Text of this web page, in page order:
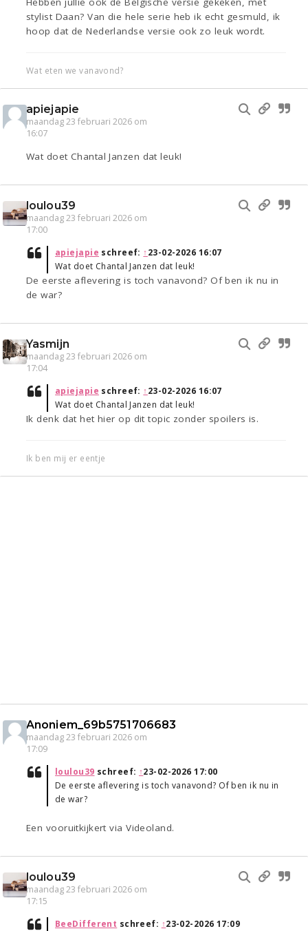
stylist Daan? Van die hele serie heb ik echt gesmuld, ik
hoop dat de Nederlandse versie ook zo leuk wordt.
Wat eten we vanavond?
apiejapie
maandag 23 februari 2026 om
16:07
Wat doet Chantal Janzen dat leuk!
loulou39
maandag 23 februari 2026 om
17:00
apiejapie schreef: ↑23-02-2026 16:07
Wat doet Chantal Janzen dat leuk!
De eerste aflevering is toch vanavond? Of ben ik nu in
de war?
Yasmijn
maandag 23 februari 2026 om
17:04
apiejapie schreef: ↑23-02-2026 16:07
Wat doet Chantal Janzen dat leuk!
Ik denk dat het hier op dit topic zonder spoilers is.
Ik ben mij er eentje
Anoniem_69b5751706683
maandag 23 februari 2026 om
17:09
loulou39 schreef: ↑23-02-2026 17:00
De eerste aflevering is toch vanavond? Of ben ik nu in
de war?
Een vooruitkijkert via Videoland.
loulou39
maandag 23 februari 2026 om
17:15
BeeDifferent schreef: ↑23-02-2026 17:09